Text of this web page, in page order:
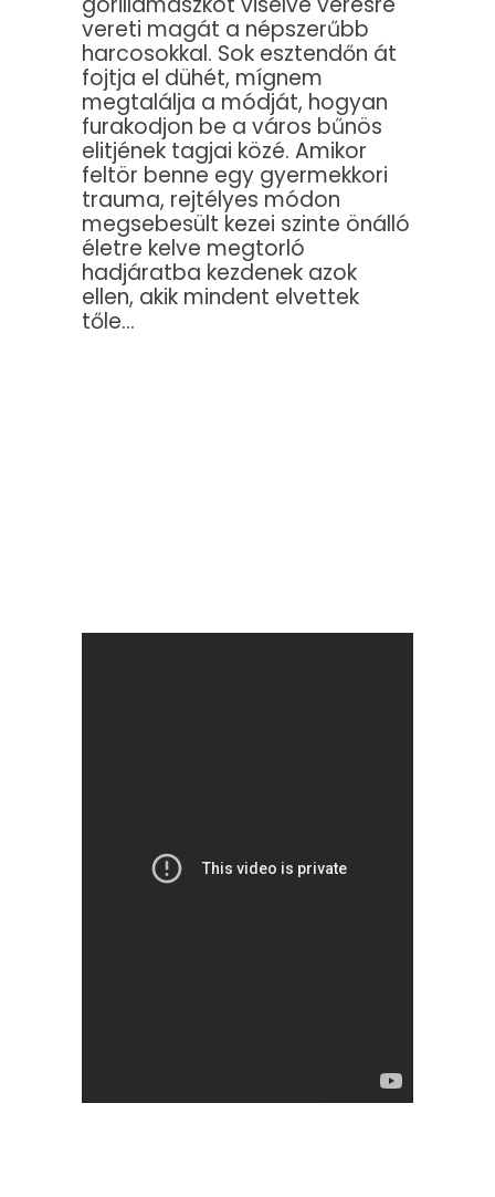
vereti magát a népszerűbb
harcosokkal. Sok esztendőn át
fojtja el dühét, mígnem
megtalálja a módját, hogyan
furakodjon be a város bűnös
elitjének tagjai közé. Amikor
feltör benne egy gyermekkori
trauma, rejtélyes módon
megsebesült kezei szinte önálló
életre kelve megtorló
hadjáratba kezdenek azok
ellen, akik mindent elvettek
tőle…